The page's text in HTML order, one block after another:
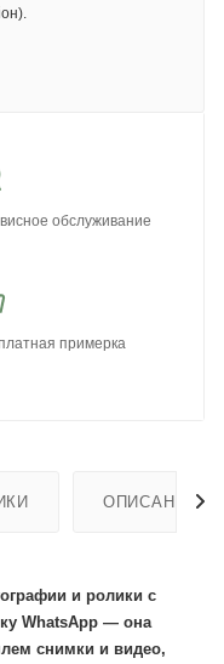
обслуживание
примерка
ОПИСАНИЕ
и ролики с
WhatsApp — она
снимки и видео,